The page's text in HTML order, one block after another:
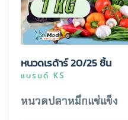
หนวดเรด้าร์ 20/25 ชิ้น
แบรนด์ KS
หนวดปลาหมึกแช่แข็ง